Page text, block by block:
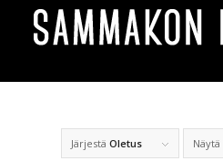
Järjestä Oletus Näytä